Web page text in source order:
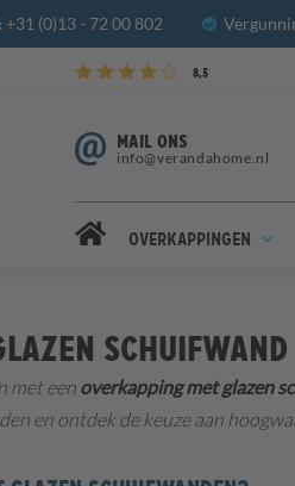
+31 (0)13 - 72 00 802
8,5
MAIL ONS
info@verandahome.nl
Overkappingen
met een overkapping met glazen
en ontdek de keuze aan